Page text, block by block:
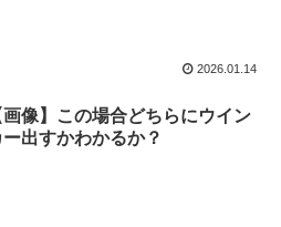
2026.01.14
画像】この場合どちらにウイン
ー出すかわかるか？